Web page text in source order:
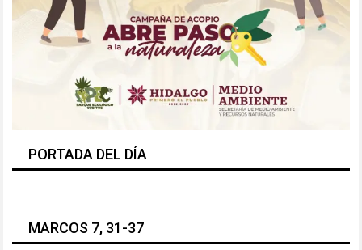
PORTADA DEL DÍA
MARCOS 7, 31-37